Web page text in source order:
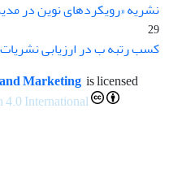
نشریه «رویکردهای نوین در
29
کسب رتبه ب در ارزیابی
Marketing is licensed
International